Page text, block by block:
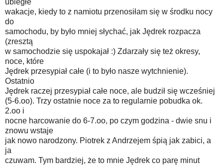
wakacje, kiedy to z namiotu przenosiłam się w środku nocy
do
samochodu, by było mniej słychać, jak Jędrek rozpacza
(zresztą
w samochodzie się uspokajał :) Zdarzały się też okresy,
noce, które
Jędrek przesypiał całe (i to było nasze wytchnienie).
Ostatnio
Jędrek raczej przesypiał całe noce, ale budził się wcześniej
(5-6.oo). Trzy ostatnie noce za to regularnie pobudka ok.
2.oo i
nocne harcowanie do 6-7.oo, po czym godzina - dwie snu i
znowu wstaje
jak nowo narodzony. Piotrek z Andrzejem śpią jak zabici, a
ja
czuwam. Tym bardziej, że to mnie Jędrek co parę minut